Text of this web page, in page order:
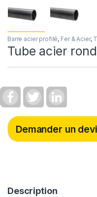
Barre acier profilé, Fer & Acier,
Tube acier
c
e
b
o
o
i
t
e
r
n
k
d
I
Demander un
Description